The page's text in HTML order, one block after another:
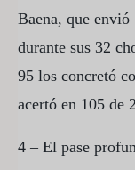
Baena, que envió
durante sus 32
95 los concretó
acertó en 105 de
4 – El pase